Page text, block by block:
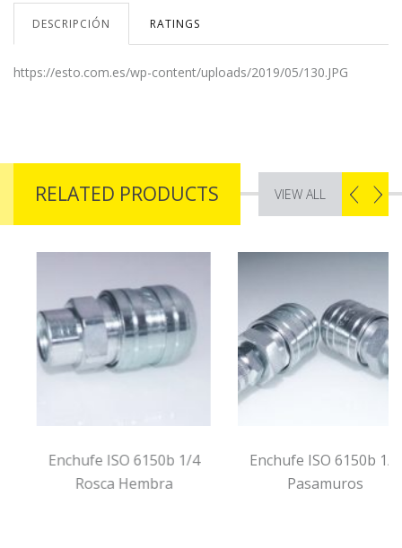
DESCRIPCIÓN RATINGS
https://esto.com.es/wp-content/uploads/2019/05/130.JPG
RELATED PRODUCTS VIEW ALL
Enchufe ISO 6150b 1/4
Rosca Hembra
Enchufe ISO 6150b 1/4
Pasamuros